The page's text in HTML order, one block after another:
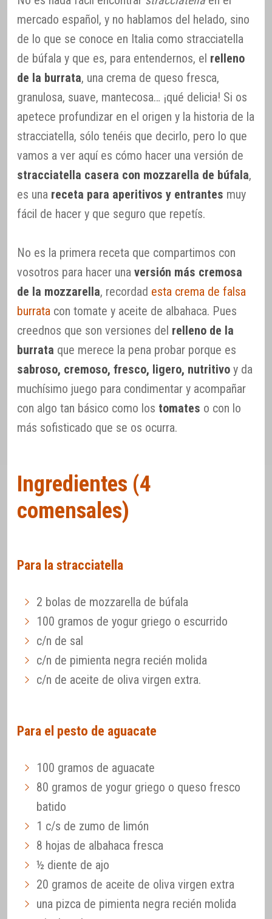
mercado español, y no hablamos del helado, sino
de lo que se conoce en Italia como stracciatella
de búfala y que es, para entendernos, el relleno
de la burrata, una crema de queso fresca,
granulosa, suave, mantecosa… ¡qué delicia! Si os
apetece profundizar en el origen y la historia de la
stracciatella, sólo tenéis que decirlo, pero lo que
vamos a ver aquí es cómo hacer una versión de
stracciatella casera con mozzarella de búfala,
es una receta para aperitivos y entrantes muy
fácil de hacer y que seguro que repetís.
No es la primera receta que compartimos con
vosotros para hacer una versión más cremosa
de la mozzarella, recordad esta crema de falsa
burrata con tomate y aceite de albahaca. Pues
creednos que son versiones del relleno de la
burrata que merece la pena probar porque es
sabroso, cremoso, fresco, ligero, nutritivo y da
muchísimo juego para condimentar y acompañar
con algo tan básico como los tomates o con lo
más sofisticado que se os ocurra.
Ingredientes (4
comensales)
Para la stracciatella
2 bolas de mozzarella de búfala
100 gramos de yogur griego o escurrido
c/n de sal
c/n de pimienta negra recién molida
c/n de aceite de oliva virgen extra.
Para el pesto de aguacate
100 gramos de aguacate
80 gramos de yogur griego o queso fresco
batido
1 c/s de zumo de limón
8 hojas de albahaca fresca
½ diente de ajo
20 gramos de aceite de oliva virgen extra
una pizca de pimienta negra recién molida